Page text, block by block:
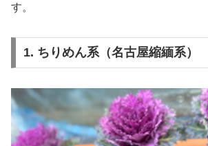
す。
1. ちりめん系（名古屋縮緬系）